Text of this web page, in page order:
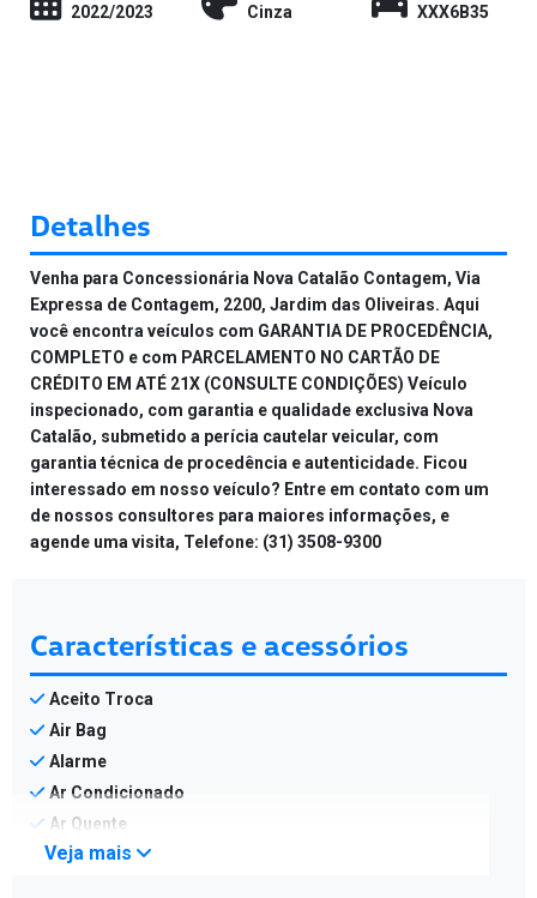
2022/2023 Cinza XXX6B35
Detalhes
Venha para Concessionária Nova Catalão Contagem, Via
Expressa de Contagem, 2200, Jardim das Oliveiras. Aqui
você encontra veículos com GARANTIA DE PROCEDÊNCIA,
COMPLETO e com PARCELAMENTO NO CARTÃO DE
CRÉDITO EM ATÉ 21X (CONSULTE CONDIÇÕES) Veículo
inspecionado, com garantia e qualidade exclusiva Nova
Catalão, submetido a perícia cautelar veicular, com
garantia técnica de procedência e autenticidade. Ficou
interessado em nosso veículo? Entre em contato com um
de nossos consultores para maiores informações, e
agende uma visita, Telefone: (31) 3508-9300
Características e acessórios
Aceito Troca
Air Bag
Alarme
Ar Condicionado
Ar Quente
Veja mais